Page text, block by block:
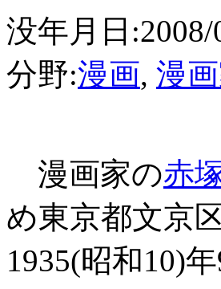
没年月日:2008/
分野:漫画, 漫
漫画家の赤
め東京都文京
1935(昭和10)